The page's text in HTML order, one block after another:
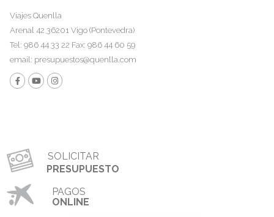
Viajes Quenlla
Arenal 42 36201 Vigo (Pontevedra)
Tel: 986 44 33 22 Fax: 986 44 60 59
email: presupuestos@quenlla.com
SOLICITAR
PRESUPUESTO
PAGOS
ONLINE